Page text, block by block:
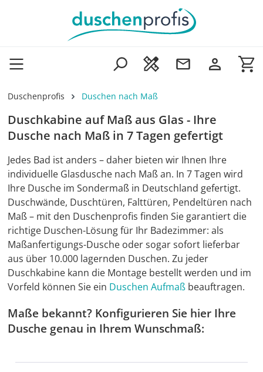
Zum Hauptinhalt springen
Duschenprofis Duschen nach Maß
Duschkabine auf Maß aus Glas - Ihre
Dusche nach Maß in 7 Tagen gefertigt
Jedes Bad ist anders – daher bieten wir Ihnen Ihre
individuelle Glasdusche nach Maß an. In 7 Tagen wird
Ihre Dusche im Sondermaß in Deutschland gefertigt.
Duschwände, Duschtüren, Falttüren, Pendeltüren nach
Maß – mit den Duschenprofis finden Sie garantiert die
richtige Duschen-Lösung für Ihr Badezimmer: als
Maßanfertigungs-Dusche oder sogar sofort lieferbar
aus über 10.000 lagernden Duschen. Zu jeder
Duschkabine kann die Montage bestellt werden und im
Vorfeld können Sie ein Duschen Aufmaß beauftragen.
Maße bekannt? Konfigurieren Sie hier Ihre
Dusche genau in Ihrem Wunschmaß: